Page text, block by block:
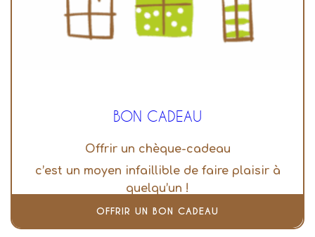
BON CADEAU
Offrir un chèque-cadeau
c’est un moyen infaillible de faire plaisir à
quelqu’un !
OFFRIR UN BON CADEAU